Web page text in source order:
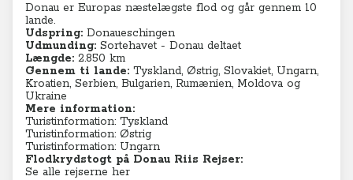
Donau er Europas næstelægste flod og går gennem 10
lande.
Udspring: Donaueschingen
Udmunding: Sortehavet - Donau deltaet
Længde: 2.850 km
Gennem ti lande: Tyskland, Østrig, Slovakiet, Ungarn,
Kroatien, Serbien, Bulgarien, Rumænien, Moldova og
Ukraine
Mere information:
Turistinformation: Tyskland
Turistinformation: Østrig
Turistinformation: Ungarn
Flodkrydstogt på Donau Riis Rejser:
Se alle rejserne her